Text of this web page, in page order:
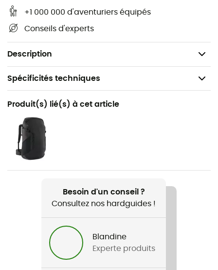
+1 000 000 d'aventuriers équipés
Conseils d'experts
Description
aluminium pour l’éloigner de l’ancrage (même
sous charge) et tirer le brin de corde libre pour
Poids : 145 g
Spécificités techniques
Recommandé pour
Alpinisme
Poids
145 g
Nom du produit
20 à 100 cm
Produit(s) lié(s) à cet article
Besoin d'un conseil ?
Consultez nos hardguides !
Blandine
Experte produits